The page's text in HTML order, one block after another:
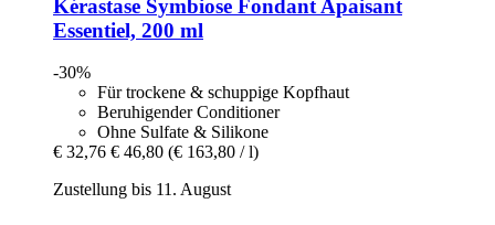
Kérastase Symbiose Fondant Apaisant
Essentiel, 200 ml
-30%
Für trockene & schuppige Kopfhaut
Beruhigender Conditioner
Ohne Sulfate & Silikone
€ 32,76 € 46,80 (€ 163,80 / l)
Zustellung bis 11. August